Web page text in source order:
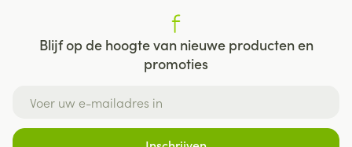
Blijf op de hoogte van nieuwe producten en
promoties